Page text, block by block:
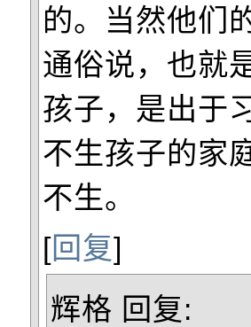
的。当然他们
通俗说，也就
孩子，是出于
不生孩子的家
不生。
[回复]
辉格 回复: